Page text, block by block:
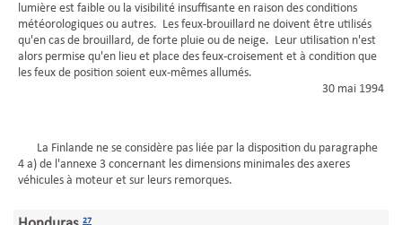
lumière est faible ou la visibilité insuffisante en raison des conditions
météorologiques ou autres. Les feux-brouillard ne doivent être utilisés
qu'en cas de brouillard, de forte pluie ou de neige. Leur utilisation n'est
alors permise qu'en lieu et place des feux-croisement et à condition que
les feux de position soient eux-mêmes allumés.
30 mai 1994
La Finlande ne se considère pas liée par la disposition du paragraphe
4 a) de l'annexe 3 concernant les dimensions minimales des axeres
véhicules à moteur et sur leurs remorques.
27